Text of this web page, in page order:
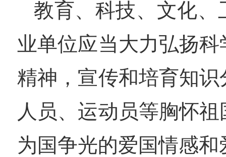
教育、科技、文化、
业单位应当大力弘扬
精神，宣传和培育知
人员、运动员等胸怀
为国争光的爱国情感和